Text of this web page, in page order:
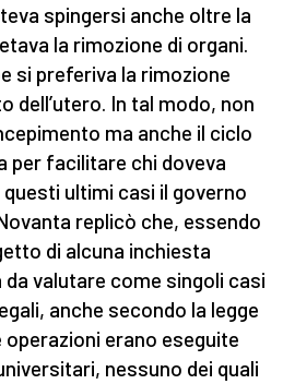
spingersi anche oltre la
la rimozione di organi.
si preferiva la rimozione
dell’utero. In tal modo, non
ma anche il ciclo
per facilitare chi doveva
ultimi casi il governo
replicò che, essendo
di alcuna inchiesta
da valutare come singoli casi
anche secondo la legge
erano eseguite
nessuno dei quali